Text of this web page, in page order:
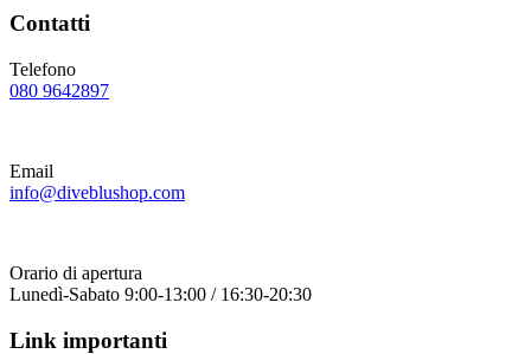
Contatti
Telefono
080 9642897
Email
info@diveblushop.com
Orario di apertura
Lunedì-Sabato 9:00-13:00 / 16:30-20:30
Link importanti